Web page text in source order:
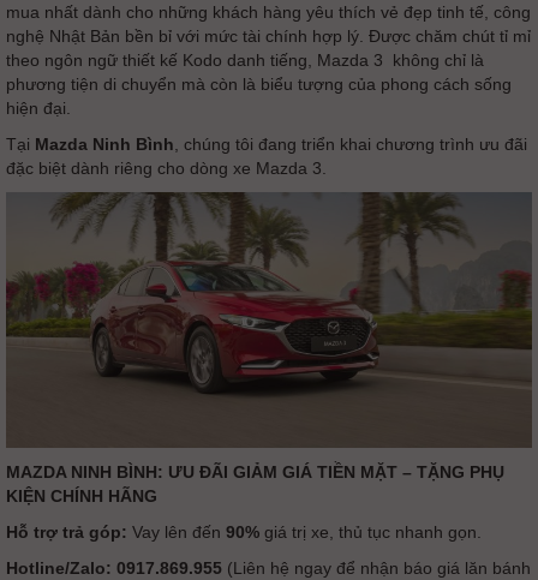
mua nhất dành cho những khách hàng yêu thích vẻ đẹp tinh tế, công
nghệ Nhật Bản bền bỉ với mức tài chính hợp lý. Được chăm chút tỉ mỉ
theo ngôn ngữ thiết kế Kodo danh tiếng, Mazda 3 không chỉ là
phương tiện di chuyển mà còn là biểu tượng của phong cách sống
hiện đại.
Tại Mazda Ninh Bình , chúng tôi đang triển khai chương trình ưu đãi
đặc biệt dành riêng cho dòng xe Mazda 3.
MAZDA NINH BÌNH: ƯU ĐÃI GIẢM GIÁ TIỀN MẶT – TẶNG PHỤ
KIỆN CHÍNH HÃNG
Hỗ trợ trả góp: Vay lên đến 90% giá trị xe, thủ tục nhanh gọn.
Hotline/Zalo: 0917.869.955 (Liên hệ ngay để nhận báo giá lăn bánh